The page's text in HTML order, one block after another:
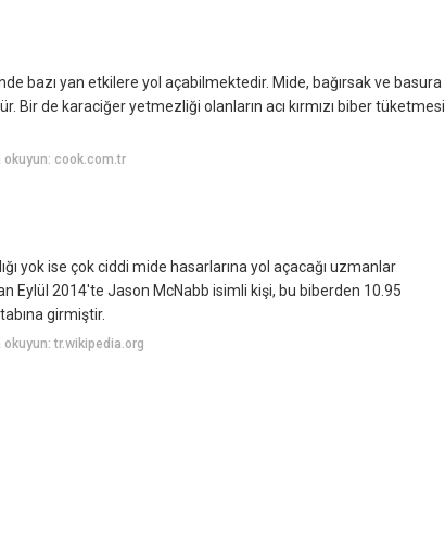
bazı yan etkilere yol açabilmektedir. Mide, bağırsak ve basura
Bir de karaciğer yetmezliği olanların acı kırmızı biber tüketmesi
okuyun: cook.com.tr
yok ise çok ciddi mide hasarlarına yol açacağı uzmanlar
Eylül 2014'te Jason McNabb isimli kişi, bu biberden 10.95
girmiştir.
okuyun: tr.wikipedia.org